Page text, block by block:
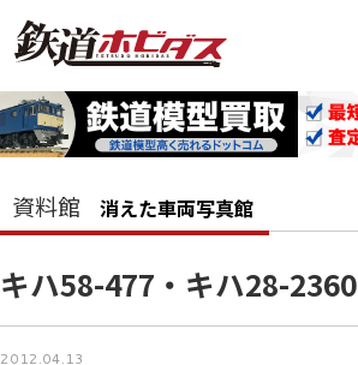
資料館 消えた車両写真館
キハ58-477・キハ28-2360
2012.04.13